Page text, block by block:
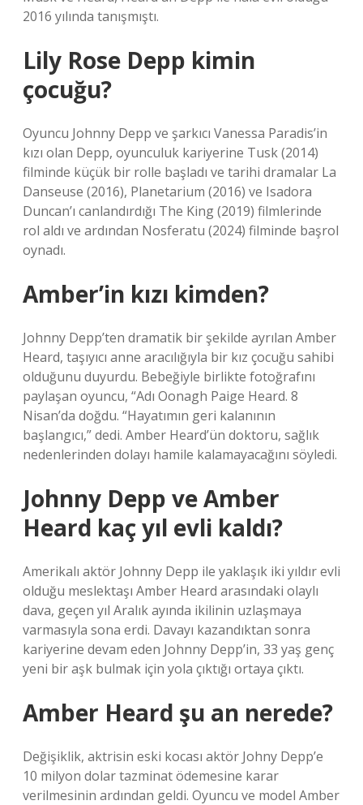
2016 yılında tanışmıştı.
Lily Rose Depp kimin
çocuğu?
Oyuncu Johnny Depp ve şarkıcı Vanessa Paradis’in
kızı olan Depp, oyunculuk kariyerine Tusk (2014)
filminde küçük bir rolle başladı ve tarihi dramalar La
Danseuse (2016), Planetarium (2016) ve Isadora
Duncan’ı canlandırdığı The King (2019) filmlerinde
rol aldı ve ardından Nosferatu (2024) filminde başrol
oynadı.
Amber’in kızı kimden?
Johnny Depp’ten dramatik bir şekilde ayrılan Amber
Heard, taşıyıcı anne aracılığıyla bir kız çocuğu sahibi
olduğunu duyurdu. Bebeğiyle birlikte fotoğrafını
paylaşan oyuncu, “Adı Oonagh Paige Heard. 8
Nisan’da doğdu. “Hayatımın geri kalanının
başlangıcı,” dedi. Amber Heard’ün doktoru, sağlık
nedenlerinden dolayı hamile kalamayacağını söyledi.
Johnny Depp ve Amber
Heard kaç yıl evli kaldı?
Amerikalı aktör Johnny Depp ile yaklaşık iki yıldır evli
olduğu meslektaşı Amber Heard arasındaki olaylı
dava, geçen yıl Aralık ayında ikilinin uzlaşmaya
varmasıyla sona erdi. Davayı kazandıktan sonra
kariyerine devam eden Johnny Depp’in, 33 yaş genç
yeni bir aşk bulmak için yola çıktığı ortaya çıktı.
Amber Heard şu an nerede?
Değişiklik, aktrisin eski kocası aktör Johny Depp’e
10 milyon dolar tazminat ödemesine karar
verilmesinin ardından geldi. Oyuncu ve model Amber